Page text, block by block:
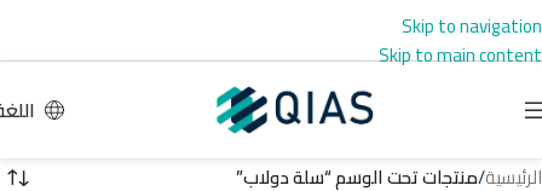
Skip to navigation
Skip to main content
الرئيسية/منتجات تحت الوسم “سلة دولاب”